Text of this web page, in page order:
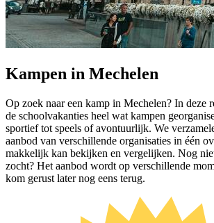
Kampen in Mechelen
Op zoek naar een kamp in Mechelen? In deze
de schoolvakanties heel wat kampen
sportief tot speels of avontuurlijk. We
aanbod van verschillende organisaties in één
makkelijk kan bekijken en vergelijken. Nog
zocht? Het aanbod wordt op verschillende
kom gerust later nog eens terug.